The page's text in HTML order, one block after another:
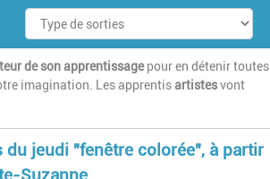
de son apprentissagepour en détenir toutes
imagination. Les apprentisartistesvont
jeudi "fenêtre colorée", à partir